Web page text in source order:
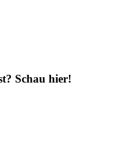
Schau hier!